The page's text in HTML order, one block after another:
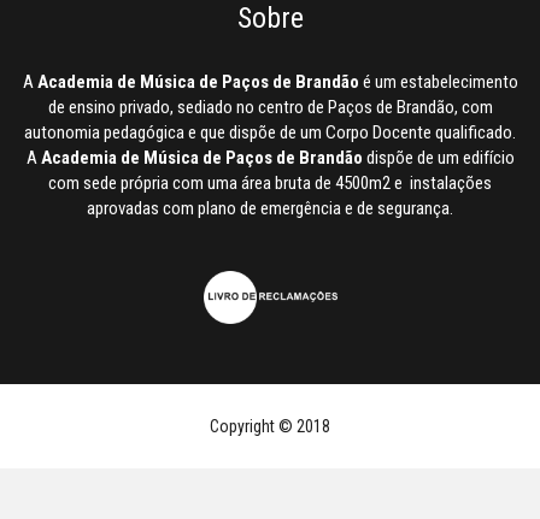
Sobre
AAcademia de Música de Paços de Brandão é um estabelecimento
de ensino privado, sediado no centro de Paços de Brandão, com
autonomia pedagógica e que dispõe de um Corpo Docente qualificado.
AAcademia de Música de Paços de Brandão dispõe de um edifício
com sede própria com uma área bruta de 4500m2 e instalações
aprovadas com plano de emergência e de segurança.
Copyright © 2018